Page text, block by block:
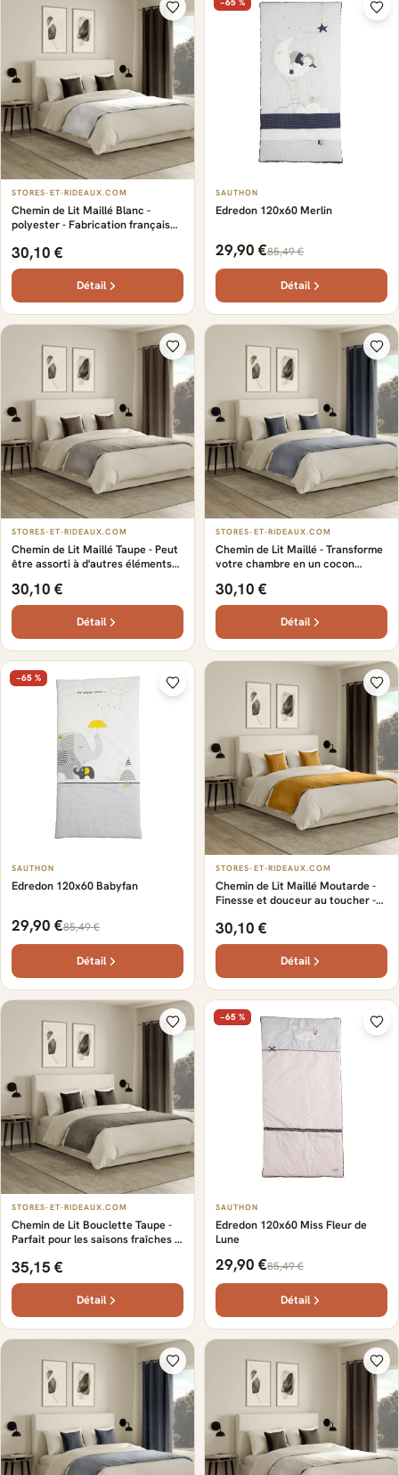
STORES-ET-RIDEAUX.COM
Chemin de Lit Maillé Blanc -
polyester - Fabrication française
chambre en un cocon élégant -
Sophistiqué - Sur-mesure
30,10 €
Détail
SAUTHON
Edredon 120x60 Merlin
29,90 €85,49 €
Détail
STORES-ET-RIDEAUX.COM
Chemin de Lit Maillé Taupe - Peut
être assorti à d'autres éléments
mesure - S'intègre parfaitement
dans la décoration
30,10 €
Détail
STORES-ET-RIDEAUX.COM
Chemin de Lit Maillé - Transforme
votre chambre en un cocon
au toucher - Idéal pour une
décoration harmonieuse
30,10 €
Détail
−65 %
SAUTHON
Edredon 120x60 Babyfan
29,90 €85,49 €
Détail
STORES-ET-RIDEAUX.COM
Chemin de Lit Maillé Moutarde -
Finesse et douceur au toucher -
d’excellence. - Transforme votre
chambre en un cocon élégant
30,10 €
Détail
STORES-ET-RIDEAUX.COM
Chemin de Lit Bouclette Taupe -
Parfait pour les saisons fraîches -
cocooning et confortable - Haut
de gamme
35,15 €
Détail
−65 %
SAUTHON
Edredon 120x60 Miss Fleur de
Lune
29,90 €85,49 €
Détail